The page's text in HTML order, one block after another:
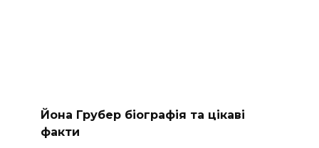
Йона Грубер біографія та цікаві
факти